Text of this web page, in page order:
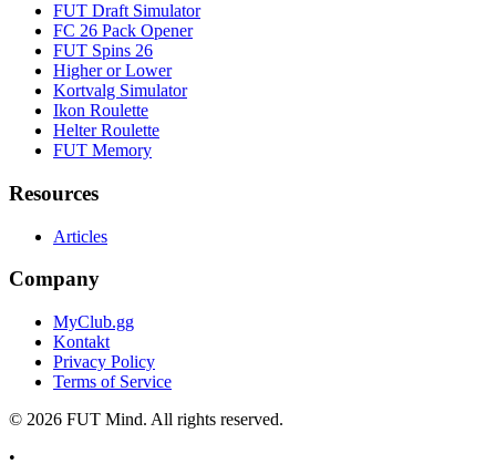
FUT Draft Simulator
FC 26 Pack Opener
FUT Spins 26
Higher or Lower
Kortvalg Simulator
Ikon Roulette
Helter Roulette
FUT Memory
Resources
Articles
Company
MyClub.gg
Kontakt
Privacy Policy
Terms of Service
© 2026 FUT Mind. All rights reserved.
•